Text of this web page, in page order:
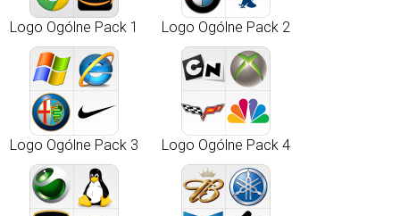
Logo Ogólne Pack 1 Logo Ogólne Pack 2
Logo Ogólne Pack 3 Logo Ogólne Pack 4